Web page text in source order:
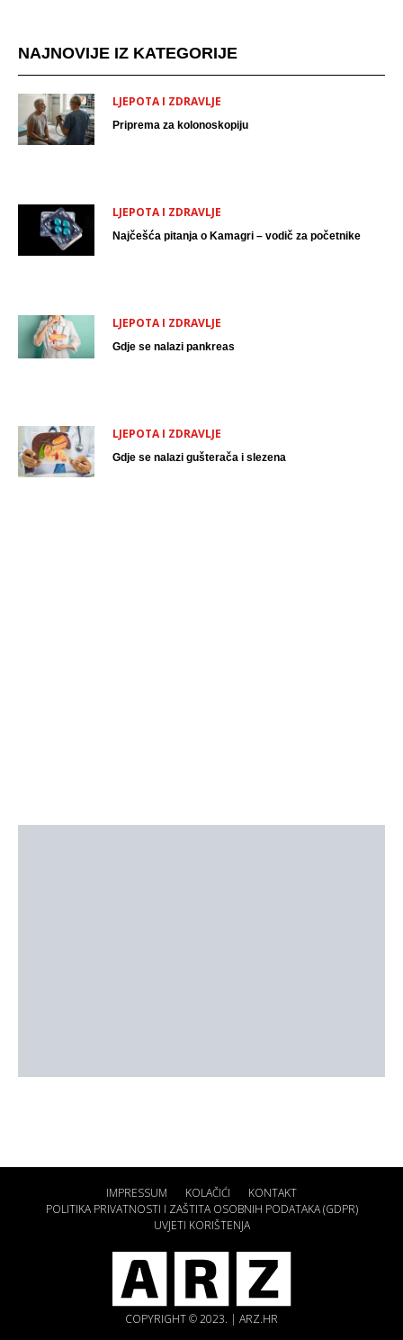
NAJNOVIJE IZ KATEGORIJE
LJEPOTA I ZDRAVLJE
Priprema za kolonoskopiju
LJEPOTA I ZDRAVLJE
Najčešća pitanja o Kamagri – vodič za početnike
LJEPOTA I ZDRAVLJE
Gdje se nalazi pankreas
LJEPOTA I ZDRAVLJE
Gdje se nalazi gušterača i slezena
IMPRESSUM KOLAČIĆI
KONTAKT
POLITIKA PRIVATNOSTI I ZAŠTITA OSOBNIH PODATAKA (GDPR)
UVJETI KORIŠTENJA
COPYRIGHT © 2023. | ARZ.HR